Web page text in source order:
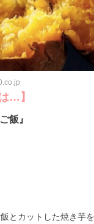
…】
飯』
とカットした焼き芋を